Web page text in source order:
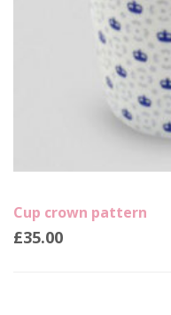
Cup crown pattern
£35.00